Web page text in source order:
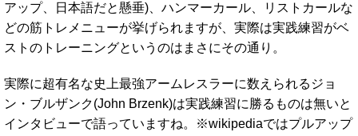
アップ、日本語だと懸垂)、ハンマーカール、リストカールな
どの筋トレメニューが挙げられますが、実際は実践練習がベ
ストのトレーニングというのはまさにその通り。
実際に超有名な史上最強アームレスラーに数えられるジョ
ン・ブルザンク(John Brzenk)は実践練習に勝るものは無いと
インタビューで語っていますね。※wikipediaではプルアップ